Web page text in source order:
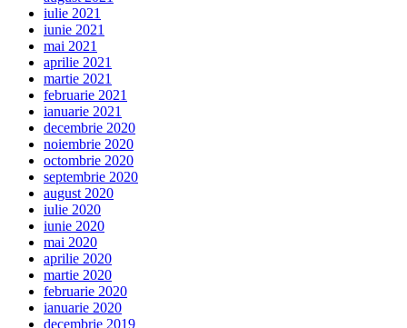
iulie 2021
iunie 2021
mai 2021
aprilie 2021
martie 2021
februarie 2021
ianuarie 2021
decembrie 2020
noiembrie 2020
octombrie 2020
septembrie 2020
august 2020
iulie 2020
iunie 2020
mai 2020
aprilie 2020
martie 2020
februarie 2020
ianuarie 2020
decembrie 2019